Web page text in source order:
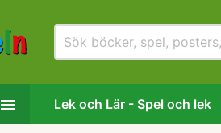
 Lek och Lär - Spel och lek